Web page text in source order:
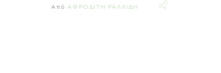
ΑπόΑΦΡΟΔΙΤΗ ΡΑΛΛΙΔΗ